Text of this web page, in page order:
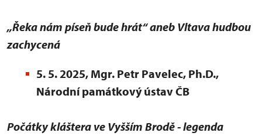
„Řeka nám píseň bude hrát“ aneb Vltava hudbou
zachycená
5. 5. 2025, Mgr. Petr Pavelec, Ph.D.,
Národní památkový ústav ČB
Počátky kláštera ve Vyšším Brodě - legenda